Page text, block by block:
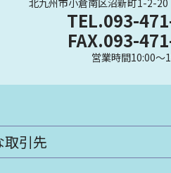
TEL.093-
FAX.093-
営業時間10:00～
取引先